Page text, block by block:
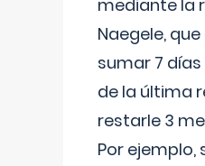
mediante la
Naegele,
sumar 7
de la última
restarle 3
Por ejemplo,